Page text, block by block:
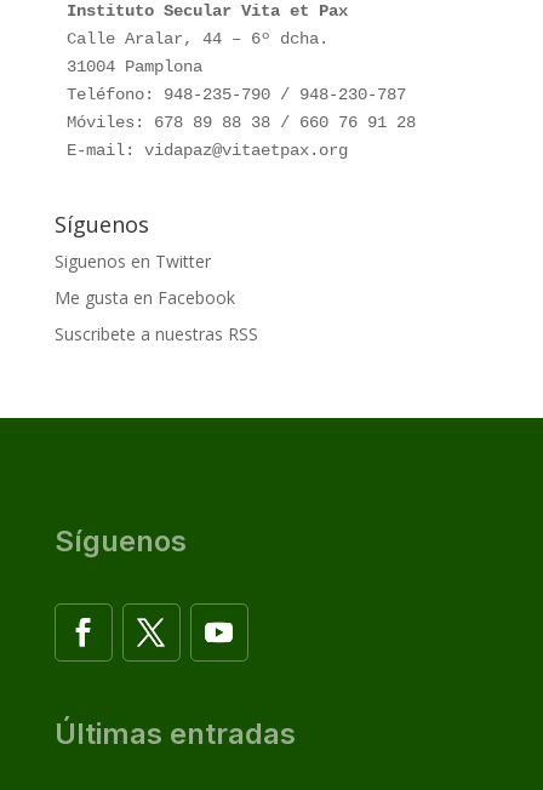
Instituto Secular Vita et Pax
Calle Aralar, 44 – 6º dcha.
31004 Pamplona
Teléfono: 948-235-790 / 948-230-787
Móviles: 678 89 88 38 / 660 76 91 28
E-mail: vidapaz@vitaetpax.org
Síguenos
Siguenos en Twitter
Me gusta en Facebook
Suscribete a nuestras RSS
Síguenos
Últimas entradas